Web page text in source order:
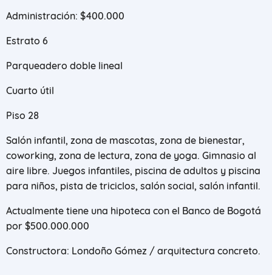
Administración: $400.000
Estrato 6
Parqueadero doble lineal
Cuarto útil
Piso 28
Salón infantil, zona de mascotas, zona de bienestar,
coworking, zona de lectura, zona de yoga. Gimnasio al
aire libre. Juegos infantiles, piscina de adultos y piscina
para niños, pista de triciclos, salón social, salón infantil.
Actualmente tiene una hipoteca con el Banco de Bogotá
por $500.000.000
Constructora: Londoño Gómez / arquitectura concreto.